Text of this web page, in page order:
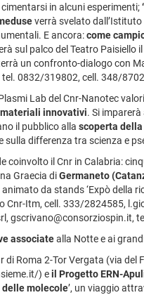
in alcuni esperimenti;
verrà svelato
E ancora:come
sul palco del Teatro Paisiello
un confronto-dialogo con
tel. 0832/319802, cell. 348/
Lab del Cnr-Nanotec
innovativi. Si
il pubblico alla scoperta
sulla differenza tra scienza e
coinvolto il Cnr in Calabria:
Graecia diGermaneto
da stands ‘Expò della
Cnr-Itm, cell. 333/2824585,
gscrivano@consorziospin.it,
associatealla Notte e ai
di Roma 2-Tor Vergata (via
) eil Progetto ERN-
delle molecole’, un viaggio